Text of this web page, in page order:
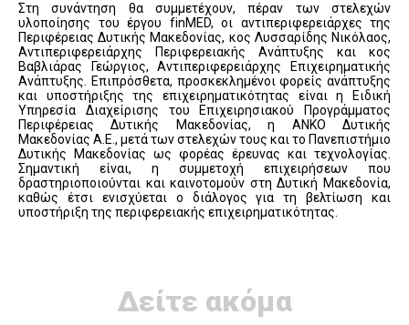
Στη συνάντηση θα συμμετέχουν, πέραν των στελεχών
υλοποίησης του έργου finMED, οι αντιπεριφερειάρχες της
Περιφέρειας Δυτικής Μακεδονίας, κος Λυσσαρίδης Νικόλαος,
Αντιπεριφερειάρχης Περιφερειακής Ανάπτυξης και κος
Βαβλιάρας Γεώργιος, Αντιπεριφερειάρχης Επιχειρηματικής
Ανάπτυξης. Επιπρόσθετα, προσκεκλημένοι φορείς ανάπτυξης
και υποστήριξης της επιχειρηματικότητας είναι η Ειδική
Υπηρεσία Διαχείρισης του Επιχειρησιακού Προγράμματος
Περιφέρειας Δυτικής Μακεδονίας, η ΑΝΚΟ Δυτικής
Μακεδονίας Α.Ε., μετά των στελεχών τους και το Πανεπιστήμιο
Δυτικής Μακεδονίας ως φορέας έρευνας και τεχνολογίας.
Σημαντική είναι, η συμμετοχή επιχειρήσεων που
δραστηριοποιούνται και καινοτομούν στη Δυτική Μακεδονία,
καθώς έτσι ενισχύεται ο διάλογος για τη βελτίωση και
υποστήριξη της περιφερειακής επιχειρηματικότητας.
Δείτε ακόμα